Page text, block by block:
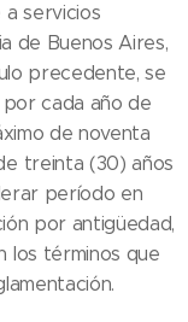
servicios
de Buenos Aires,
precedente, se
cada año de
de noventa
treinta (30) años
período en
por antigüedad,
los términos que